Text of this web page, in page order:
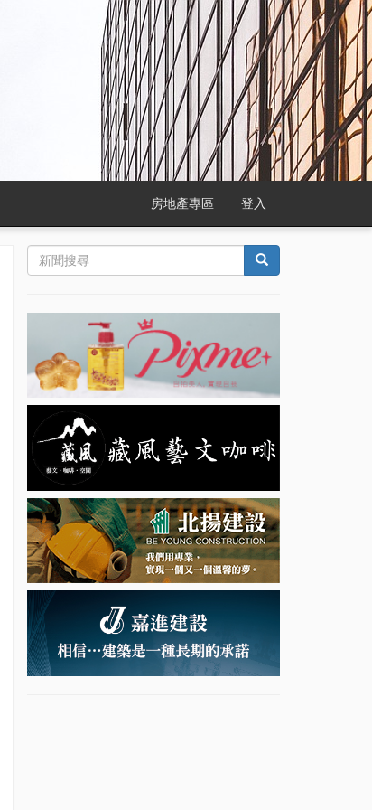
登入
房地產專區